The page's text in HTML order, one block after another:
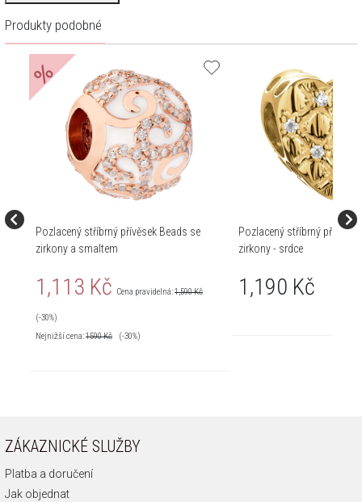
Produkty podobné
%
Pozlacený stříbrný přívěsek Beads se
zirkony a smaltem
1,113 Kč Cena pravidelná:1,590 Kč
(-30%)
Nejnižší cena:1590Kč (-30%)
Pozlacený stříbrný přívěsek
zirkony - srdce
1,190 Kč
ZÁKAZNICKÉ SLUŽBY
Platba a doručení
Jak objednat